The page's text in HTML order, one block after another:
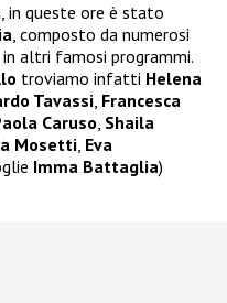
in queste ore è stato
, composto da numerosi
altri famosi programmi.
troviamo infatti Helena
Tavassi, Francesca
Caruso, Shaila
Mosetti, Eva
Imma Battaglia)